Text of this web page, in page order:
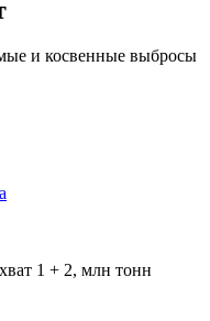
и косвенные выбросы
1 + 2, млн тонн